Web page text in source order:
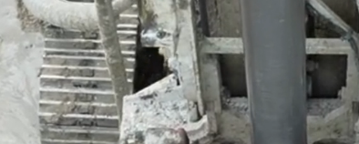
stabilizacja skarp i nasypów
wykopów w trudnych warunkach gruntowych